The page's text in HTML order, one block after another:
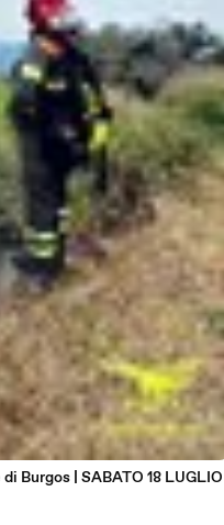
Burgos | SABATO 18 LUGLIO